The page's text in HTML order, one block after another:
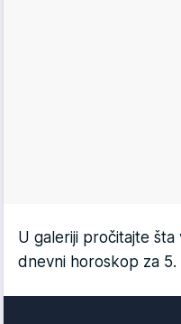
U galeriji pročitajte
dnevni horoskop za